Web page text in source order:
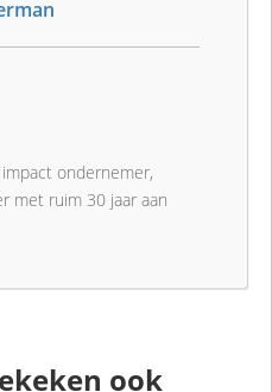
ondernemer,
met ruim 30 jaar aan
ook